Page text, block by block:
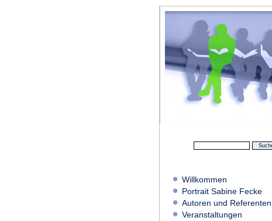
Willkommen
Portrait Sabine Fecke
Autoren und Referenten
Veranstaltungen